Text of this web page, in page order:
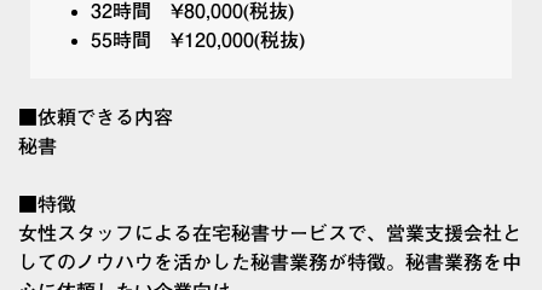
32時間 ¥80,000(税抜)
55時間 ¥120,000(税抜)
■依頼できる内容
秘書
■特徴
女性スタッフによる在宅秘書サービスで、営業支援会社と
してのノウハウを活かした秘書業務が特徴。秘書業務を中